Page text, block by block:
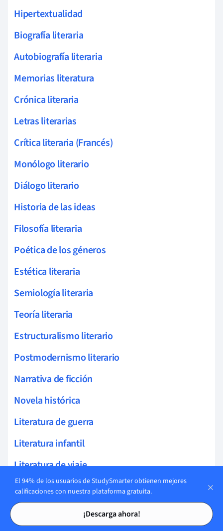
Tarjetas de estudio
Tarjetas de estudio
Hipertextualidad
Biografía literaria
Autobiografía literaria
Memorias literatura
Crónica literaria
Letras literarias
Crítica literaria (Francés)
Monólogo literario
Diálogo literario
Historia de las ideas
Filosofía literaria
Poética de los géneros
Estética literaria
Semiología literaria
Teoría literaria
Estructuralismo literario
Postmodernismo literario
Narrativa de ficción
Novela histórica
Literatura de guerra
Literatura infantil
Literatura de viaje
Literatura juvenil
Registros Literarios
El 94% de los usuarios de StudySmarter obtienen mejores
calificaciones con nuestra plataforma gratuita.
¡Descarga ahora!